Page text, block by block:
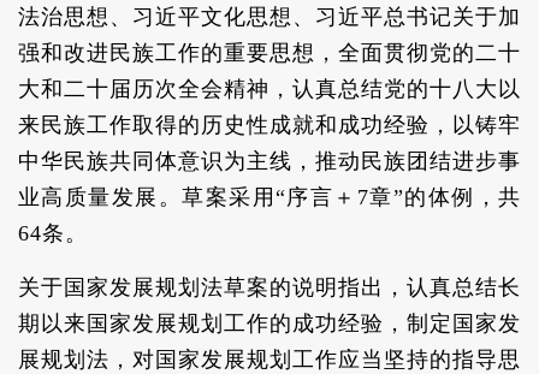
法治思想、习近平文化思想、习近平总书记关于加
强和改进民族工作的重要思想，全面贯彻党的二十
大和二十届历次全会精神，认真总结党的十八大以
来民族工作取得的历史性成就和成功经验，以铸牢
中华民族共同体意识为主线，推动民族团结进步事
业高质量发展。草案采用“序言＋7章”的体例，共
64条。
关于国家发展规划法草案的说明指出，认真总结长
期以来国家发展规划工作的成功经验，制定国家发
展规划法，对国家发展规划工作应当坚持的指导思